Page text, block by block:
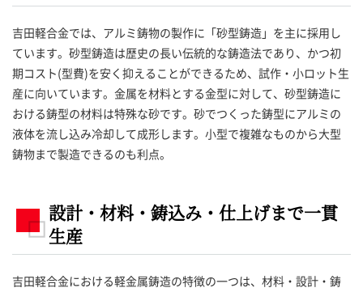
吉田軽合金では、アルミ鋳物の製作に「砂型鋳造」を主に採用し
ています。砂型鋳造は歴史の長い伝統的な鋳造法であり、かつ初
期コスト(型費)を安く抑えることができるため、試作・小ロット生
産に向いています。金属を材料とする金型に対して、砂型鋳造に
おける鋳型の材料は特殊な砂です。砂でつくった鋳型にアルミの
液体を流し込み冷却して成形します。小型で複雑なものから大型
鋳物まで製造できるのも利点。
設計・材料・鋳込み・仕上げまで一貫
生産
吉田軽合金における軽金属鋳造の特徴の一つは、材料・設計・鋳